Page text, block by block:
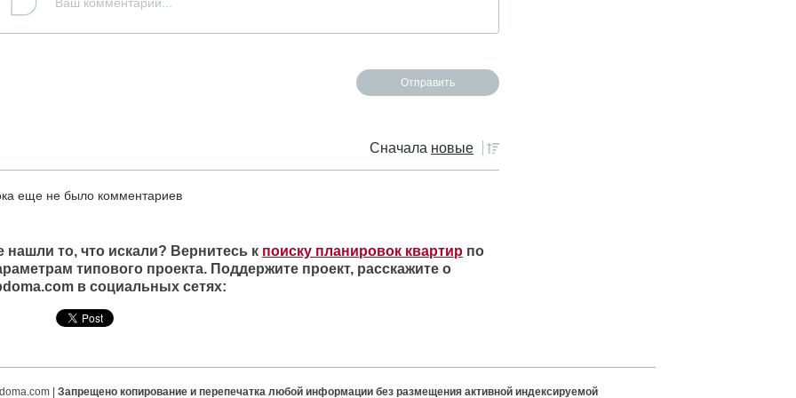
Сначала новые
еще не было комментариев
нашли то, что искали? Вернитесь к поиску планировок квартир по
типового проекта. Поддержите проект, расскажите о
в социальных сетях:
| Запрещено копирование и перепечатка любой информации без размещения активной индексируемой